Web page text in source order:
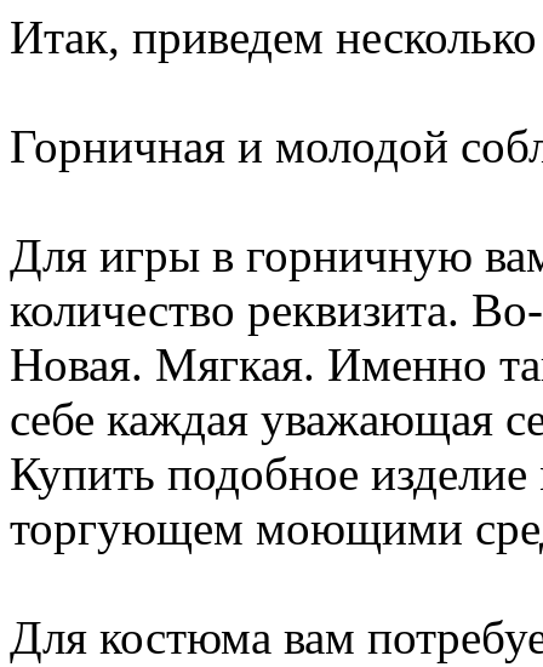
Итак, приведем
Горничная и молодой
Для игры в горничную
количество реквизита.
Новая. Мягкая. Именно
себе каждая уважающая
Купить подобное
торгующем моющими
Для костюма вам